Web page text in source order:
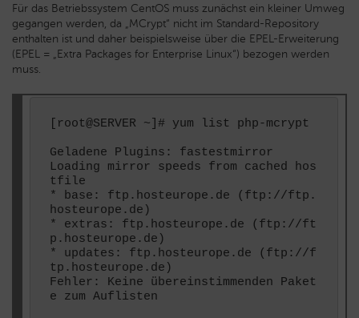
Für das Betriebssystem CentOS muss zunächst ein kleiner Umweg
gegangen werden, da „MCrypt“ nicht im Standard-Repository
enthalten ist und daher beispielsweise über die EPEL-Erweiterung
(EPEL = „Extra Packages for Enterprise Linux“) bezogen werden
muss.
[root@SERVER ~]# yum list php-mcrypt
Geladene Plugins: fastestmirror
Loading mirror speeds from cached hos
tfile
* base: ftp.hosteurope.de (ftp://ftp.
hosteurope.de)
* extras: ftp.hosteurope.de (ftp://ft
p.hosteurope.de)
* updates: ftp.hosteurope.de (ftp://f
tp.hosteurope.de)
Fehler: Keine übereinstimmenden Paket
e zum Auflisten